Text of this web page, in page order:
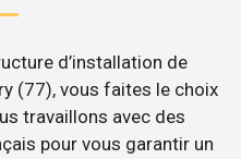
d’installation de
(77), vous faites le choix
travaillons avec des
pour vous garantir un